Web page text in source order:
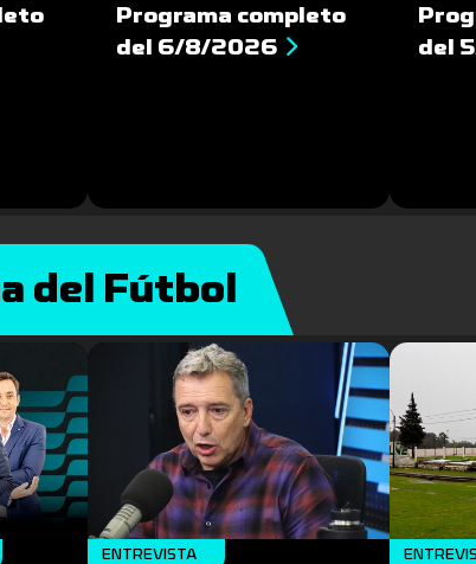
Programa completo
del 6/8/2026
del
del Fútbol
ENTREVISTA